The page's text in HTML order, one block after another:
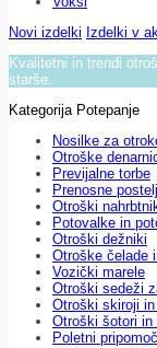
Novi izdelki Izdelki v
Kvalitetni in trendi
starše.
Kategorija Potepanje
Nosilke za
Otroške
Previjalne torbe
Prenosne
Otroški
Potovalke in
Otroški dežniki
Otroške čelade
Vozički marele
Otroški sedeži
Otroški skiroji in
Otroški šotori in
Poletni